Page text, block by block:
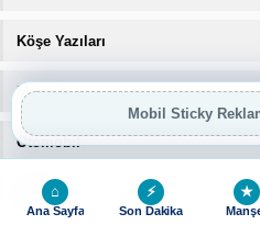
Köşe Yazıları
Manşet
Otomobil
Sağlık
Mobil Sticky
⌂
Ana Sayfa
⚡
Son Dakika
★